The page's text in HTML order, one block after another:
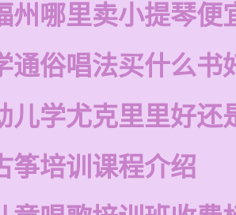
州哪里卖小提琴便
通俗唱法买什么书
儿学尤克里里好还
筝培训课程介绍